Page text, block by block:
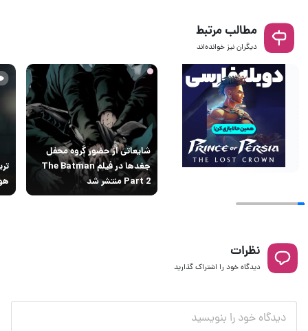
مطالب مرتبط
دیگران نیز خوانده‌اند
شایعاتی از حضور گروه محفل
جغدها در فیلم The Batman
Part 2 منتشر شد
نظرات
دیدگاه خود را اشتراک گذارید